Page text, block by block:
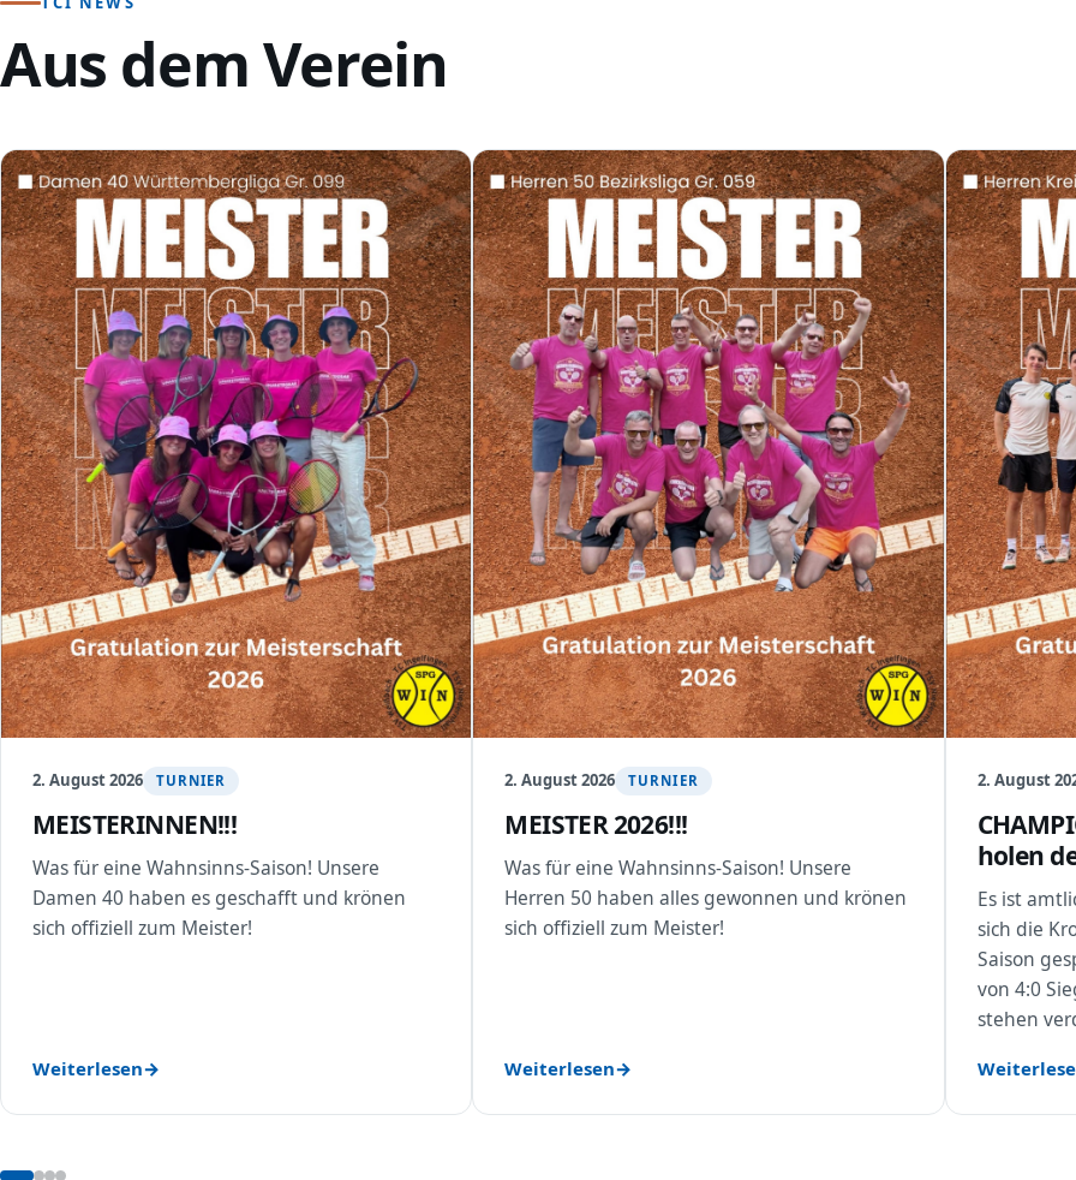
Aus dem Verein
2. August 2026 TURNIER
MEISTERINNEN!!!
Was für eine Wahnsinns-Saison! Unsere
Damen 40 haben es geschafft und krönen
sich offiziell zum Meister!
Weiterlesen
2. August 2026 TURNIER
MEISTER 2026!!!
Was für eine Wahnsinns-Saison! Unsere
Herren 50 haben alles gewonnen und krönen
sich offiziell zum Meister!
Weiterlesen
2. August
holen
Es ist
sich die
Saison
von 4:0
stehen